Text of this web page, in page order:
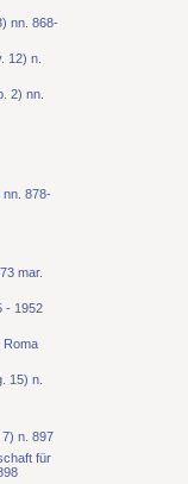
nn. 868-
12) n.
2) nn.
nn. 878-
mar.
- 1952
Roma
15) n.
n. 897
für